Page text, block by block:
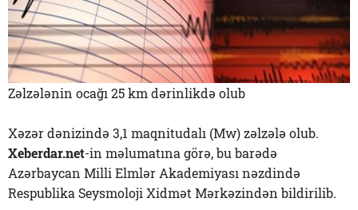
Zəlzələnin ocağı 25 km dərinlikdə olub
Xəzər dənizində 3,1 maqnitudalı (Mw) zəlzələ olub.
Xeberdar.net-in məlumatına görə, bu barədə
Azərbaycan Milli Elmlər Akademiyası nəzdində
Respublika Seysmoloji Xidmət Mərkəzindən bildirilib.